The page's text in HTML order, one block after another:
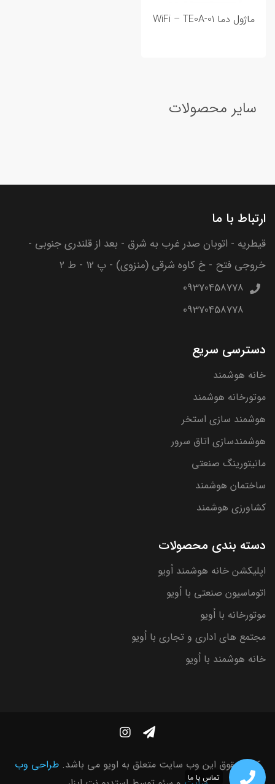
ماژول دما WiFi – TE0A-01
سایر محصولات
تماس با ما
ارتباط با ما
قیطریه - اتوبان صدر غرب به شرق - بعد از قلندری جنوبی -
خروجی فتح - خ کاوه شرقی (منزوی) - پ 12 - ط 2
09370458778
09370458778
دسترسی سریع
خانه هوشمند
موتورخانه هوشمند
هوشمند سازی استخر
هوشمندسازی اتاق سرور
مانیتورینگ صنعتی
ساختمان هوشمند
کشاورزی هوشمند
دسته بندی محصولات
اپلیکشن خانه هوشمند اُویو
اتوماسیون صنعتی با اُویو
موتورخانه با اُویو
مجتمع های اداری و تجاری با اُویو
خانه هوشمند با اُویو
کلیه حقوق این وب سایت متعلق به اویو می باشد. طراحی وب